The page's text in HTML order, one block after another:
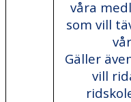
våra
som vill
Gäller
vill